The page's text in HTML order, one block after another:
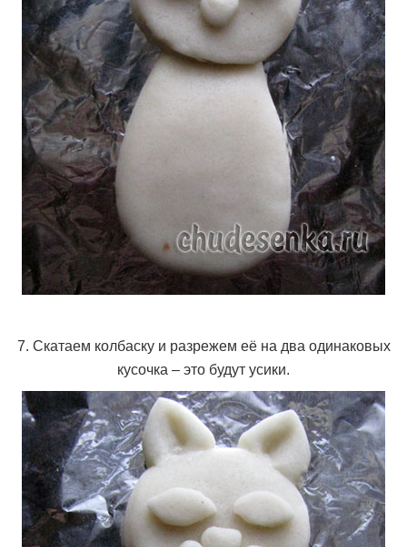
7. Скатаем колбаску и разрежем её на два одинаковых
кусочка – это будут усики.